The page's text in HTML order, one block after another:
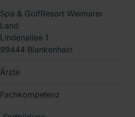
Spa & GolfResort Weimarer
Land
Lindenallee 1
99444 Blankenhain
Ärzte
Fachkompetenz